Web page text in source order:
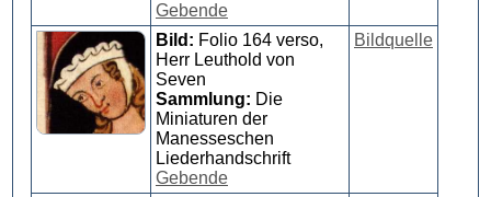
Gebende
Bild: Folio 164 verso,
Herr Leuthold von
Seven
Sammlung: Die
Miniaturen der
Manesseschen
Liederhandschrift
Gebende
Bildquelle